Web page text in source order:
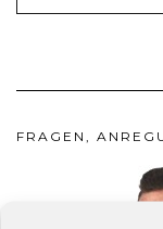
FRAGEN,